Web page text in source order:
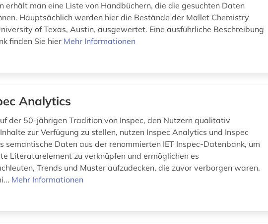
erhält man eine Liste von Handbüchern, die die gesuchten Daten
Hauptsächlich werden hier die Bestände der Mallet Chemistry
of Texas, Austin, ausgewertet. Eine ausführliche Beschreibung
finden Sie hier Mehr Informationen
Analytics
der 50-jährigen Tradition von Inspec, den Nutzern qualitativ
zur Verfügung zu stellen, nutzen Inspec Analytics und Inspec
semantische Daten aus der renommierten IET Inspec-Datenbank, um
Literaturelement zu verknüpfen und ermöglichen es
Trends und Muster aufzudecken, die zuvor verborgen waren.
Mehr Informationen